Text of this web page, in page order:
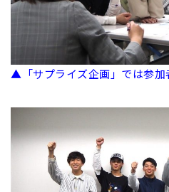
▲「サプライズ企画」では参加